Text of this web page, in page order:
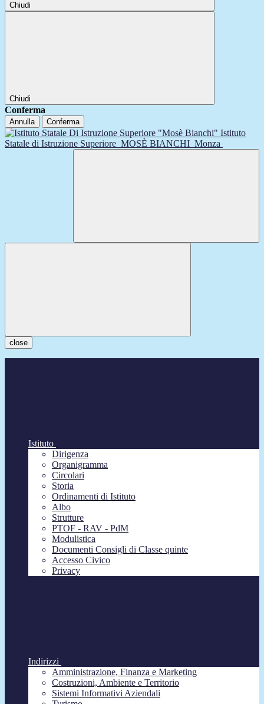
Chiudi
Chiudi
Conferma
Annulla Conferma
Istituto
Statale di Istruzione Superiore MOSÈ BIANCHI Monza
close
Istituto
Dirigenza
Organigramma
Circolari
Storia
Ordinamenti di Istituto
Albo
Strutture
PTOF - RAV - PdM
Modulistica
Documenti Consigli di Classe quinte
Accesso Civico
Privacy
Indirizzi
Amministrazione, Finanza e Marketing
Costruzioni, Ambiente e Territorio
Sistemi Informativi Aziendali